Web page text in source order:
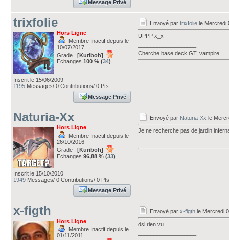
Message Privé
trixfolie
Hors Ligne
Membre Inactif depuis le
10/07/2017
Grade : [Kuriboh]
Echanges 100 % (34)
Inscrit le 15/06/2009
1195 Messages/ 0 Contributions/ 0 Pts
Message Privé
Envoyé par trixfolie le Mercredi
UPPP x_x
Cherche base deck GT, vampire
Naturia-Xx
Hors Ligne
Membre Inactif depuis le
26/10/2016
Grade : [Kuriboh]
Echanges 96,88 % (33)
Inscrit le 15/10/2010
1949 Messages/ 0 Contributions/ 0 Pts
Message Privé
Envoyé par Naturia-Xx le
Je ne recherche pas de jardin
x-figth
Hors Ligne
Membre Inactif depuis le
01/11/2011
Envoyé par x-figth le Mercredi
dsl rien vu